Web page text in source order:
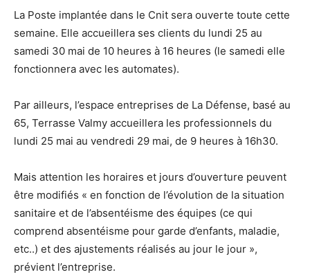
La Poste implantée dans le Cnit sera ouverte toute cette
semaine. Elle accueillera ses clients du lundi 25 au
samedi 30 mai de 10 heures à 16 heures (le samedi elle
fonctionnera avec les automates).
Par ailleurs, l’espace entreprises de La Défense, basé au
65, Terrasse Valmy accueillera les professionnels du
lundi 25 mai au vendredi 29 mai, de 9 heures à 16h30.
Mais attention les horaires et jours d’ouverture peuvent
être modifiés « en fonction de l’évolution de la situation
sanitaire et de l’absentéisme des équipes (ce qui
comprend absentéisme pour garde d’enfants, maladie,
etc..) et des ajustements réalisés au jour le jour »,
prévient l’entreprise.